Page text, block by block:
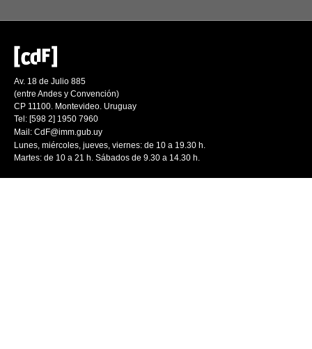
Av. 18 de Julio 885
(entre Andes y Convención)
CP 11100. Montevideo. Uruguay
Tel: [598 2] 1950 7960
Mail: CdF@imm.gub.uy
Lunes, miércoles, jueves, viernes: de 10 a 19.30 h.
Martes: de 10 a 21 h. Sábados de 9.30 a 14.30 h.